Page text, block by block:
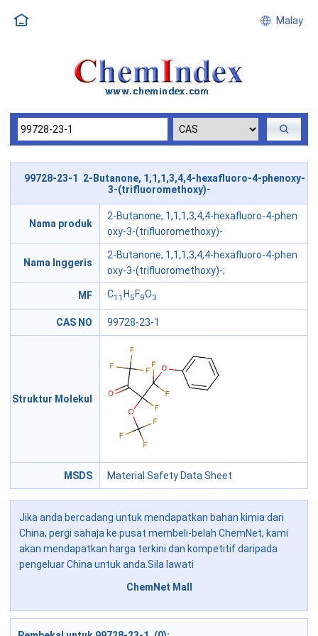
Malay
99728-23-1 2-Butanone, 1,1,1,3,4,4-hexafluoro-4-phenoxy-
3-(trifluoromethoxy)-
Nama produk
2-Butanone, 1,1,1,3,4,4-hexafluoro-4-phen
oxy-3-(trifluoromethoxy)-
Nama Inggeris
2-Butanone, 1,1,1,3,4,4-hexafluoro-4-phen
oxy-3-(trifluoromethoxy)-;
MF C11 H 5 F9O3
CAS NO 99728-23-1
Struktur Molekul
MSDS Material Safety Data Sheet
Jika anda bercadang untuk mendapatkan bahan kimia dari
China, pergi sahaja ke pusat membeli-belah ChemNet, kami
akan mendapatkan harga terkini dan kompetitif daripada
pengeluar China untuk anda.Sila lawati
ChemNet Mall